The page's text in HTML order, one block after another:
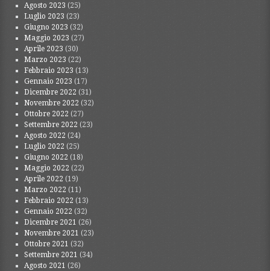
Agosto 2023 (25)
Luglio 2023 (23)
Giugno 2023 (32)
Maggio 2023 (27)
Aprile 2023 (30)
Marzo 2023 (22)
Febbraio 2023 (13)
Gennaio 2023 (17)
Dicembre 2022 (31)
Novembre 2022 (32)
Ottobre 2022 (27)
Settembre 2022 (23)
Agosto 2022 (24)
Luglio 2022 (25)
Giugno 2022 (18)
Maggio 2022 (22)
Aprile 2022 (19)
Marzo 2022 (11)
Febbraio 2022 (13)
Gennaio 2022 (32)
Dicembre 2021 (26)
Novembre 2021 (23)
Ottobre 2021 (32)
Settembre 2021 (34)
Agosto 2021 (26)